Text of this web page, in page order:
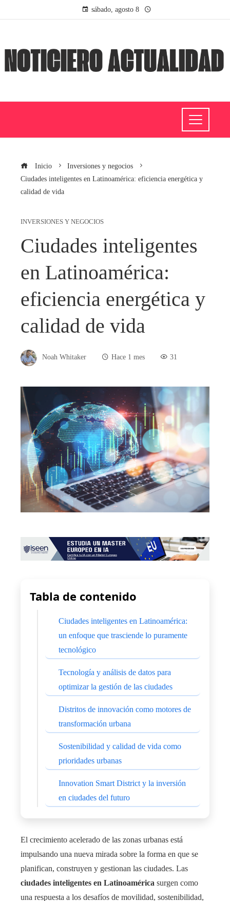
sábado, agosto 8
Inicio
Inversiones y negocios
Ciudades inteligentes en Latinoamérica: eficiencia energética y
calidad de vida
INVERSIONES Y NEGOCIOS
Ciudades inteligentes
en Latinoamérica:
eficiencia energética y
calidad de vida
Noah Whitaker Hace 1 mes 31
Tabla de contenido
Ciudades inteligentes en Latinoamérica:
un enfoque que trasciende lo puramente
tecnológico
Tecnología y análisis de datos para
optimizar la gestión de las ciudades
Distritos de innovación como motores de
transformación urbana
Sostenibilidad y calidad de vida como
prioridades urbanas
Innovation Smart District y la inversión
en ciudades del futuro
El crecimiento acelerado de las zonas urbanas está
impulsando una nueva mirada sobre la forma en que se
planifican, construyen y gestionan las ciudades. Las
ciudades inteligentes en Latinoamérica surgen como
una respuesta a los desafíos de movilidad, sostenibilidad,